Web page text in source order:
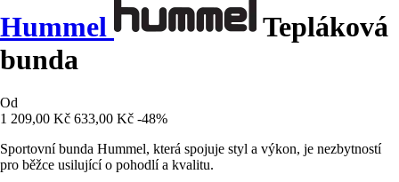
Hummel
Tepláková
bunda
Od
1 209,00 Kč 633,00 Kč -48%
Sportovní bunda Hummel, která spojuje styl a výkon, je nezbytností
pro běžce usilující o pohodlí a kvalitu.